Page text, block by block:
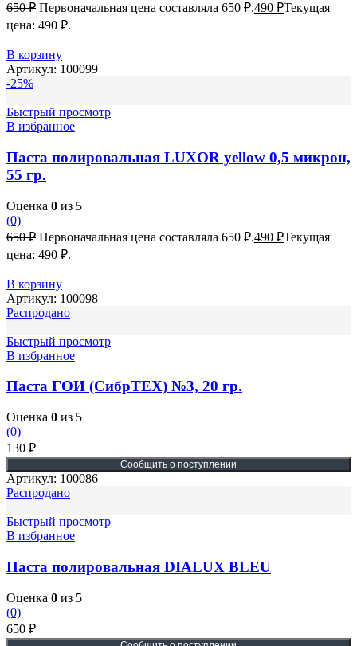
650₽ Первоначальная цена составляла 650 ₽.490 ₽Текущая
цена: 490 ₽.
В корзину
Артикул: 100099
-25%
Быстрый просмотр
В избранное
Паста полировальная LUXOR yellow 0,5 микрон,
55 гр.
Оценка 0 из 5
(0)
650₽ Первоначальная цена составляла 650 ₽.490 ₽Текущая
цена: 490 ₽.
В корзину
Артикул: 100098
Распродано
Быстрый просмотр
В избранное
Паста ГОИ (СибрТЕХ) №3, 20 гр.
Оценка 0 из 5
(0)
130 ₽
Артикул: 100086
Распродано
Быстрый просмотр
В избранное
Паста полировальная DIALUX BLEU
Оценка 0 из 5
(0)
650 ₽